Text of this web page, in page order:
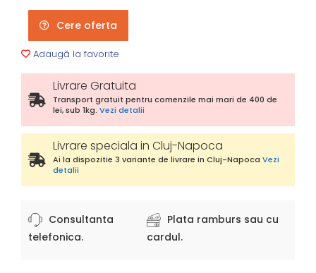
Cere oferta
Adaugă la favorite
Livrare Gratuita
Transport gratuit pentru comenzile mai mari de 400 de
lei, sub 1kg. Vezi detalii
Livrare speciala in Cluj-Napoca
Ai la dispozitie 3 variante de livrare in Cluj-Napoca Vezi
detalii
Consultanta
telefonica.
Plata ramburs sau cu
cardul.